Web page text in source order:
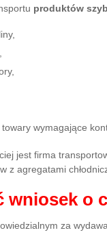
produktów
wymagające
jest firma
z agregatami
wniosek o
za